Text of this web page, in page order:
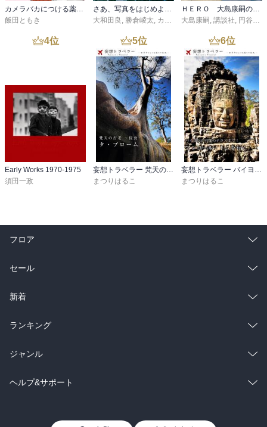
カメラバカにつける薬（4）
飯田ともき
さあ、写真をはじめよう 「いい写真」ってなんだろう
大和田良 , 勝倉崚太, カワノミオ ,圓井義典
ＨＥＲＯ 大島康嗣の仕事 【電子特典画像付き】
大島康嗣 , 講談社, 円谷プロダクション
4位
Early Works 1970-1975
須田一政
5位
まつりはるこ
6位
まつりはるこ
フロア
総合
ラノベ
雑誌・グラビア
BL・TL
セール
総合
ラノベ
雑誌・グラビア
BL・TL
新着
総合
ラノベ
雑誌・グラビア
ランキング
総合
ラノベ
ジャンル
コミック
ヘルプ&サポート